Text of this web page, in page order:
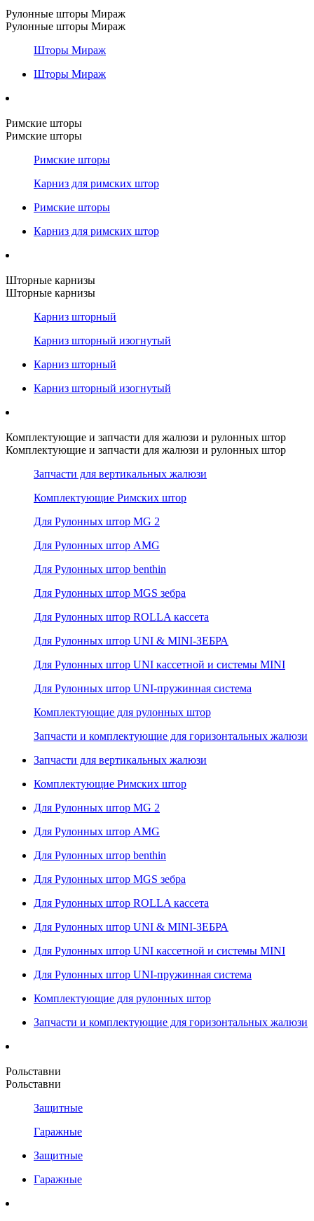
Рулонные шторы Мираж
Рулонные шторы Мираж
Шторы Мираж
Шторы Мираж
Римские шторы
Римские шторы
Римские шторы
Карниз для римских штор
Римские шторы
Карниз для римских штор
Шторные карнизы
Шторные карнизы
Карниз шторный
Карниз шторный изогнутый
Карниз шторный
Карниз шторный изогнутый
Комплектующие и запчасти для жалюзи и рулонных штор
Комплектующие и запчасти для жалюзи и рулонных штор
Запчасти для вертикальных жалюзи
Комплектующие Римских штор
Для Рулонных штор MG 2
Для Рулонных штор AMG
Для Рулонных штор benthin
Для Рулонных штор MGS зебра
Для Рулонных штор ROLLA кассета
Для Рулонных штор UNI & MINI-ЗЕБРА
Для Рулонных штор UNI кассетной и системы MINI
Для Рулонных штор UNI-пружинная система
Комплектующие для рулонных штор
Запчасти и комплектующие для горизонтальных жалюзи
Запчасти для вертикальных жалюзи
Комплектующие Римских штор
Для Рулонных штор MG 2
Для Рулонных штор AMG
Для Рулонных штор benthin
Для Рулонных штор MGS зебра
Для Рулонных штор ROLLA кассета
Для Рулонных штор UNI & MINI-ЗЕБРА
Для Рулонных штор UNI кассетной и системы MINI
Для Рулонных штор UNI-пружинная система
Комплектующие для рулонных штор
Запчасти и комплектующие для горизонтальных жалюзи
Рольставни
Рольставни
Защитные
Гаражные
Защитные
Гаражные